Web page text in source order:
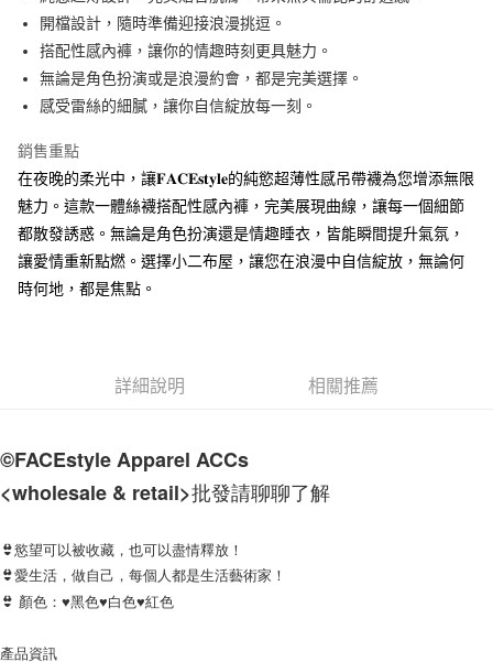
Google Pay
ATM付款
全家付款取貨
每筆NT$60，滿NT$1,000(含以上)免運費
付款後全家取貨
付款後7-11取貨
宅配
每筆NT$120，滿NT$1,200(含以上)免運費
開檔設計，隨時準備迎接浪漫挑逗。
搭配性感內褲，讓你的情趣時刻更具魅力。
無論是角色扮演或是浪漫約會，都是完美選擇。
感受雷絲的細膩，讓你自信綻放每一刻。
銷售重點
在夜晚的柔光中，讓𝐅𝐀𝐂𝐄𝐬𝐭𝐲𝐥𝐞的純慾超薄性感吊帶襪為您增添無限
魅力。這款一體絲襪搭配性感內褲，完美展現曲線，讓每一個細節
都散發誘惑。無論是角色扮演還是情趣睡衣，皆能瞬間提升氣氛，
讓愛情重新點燃。選擇小二布屋，讓您在浪漫中自信綻放，無論何
時何地，都是焦點。
詳細說明 相關推薦
©FACEstyle Apparel ACCs
<wholesale & retail>批發請聊聊了解
👙慾望可以被收藏，也可以盡情釋放！
👙愛生活，做自己，每個人都是生活藝術家！
👙 顏色：♥黑色♥白色♥紅色
產品資訊